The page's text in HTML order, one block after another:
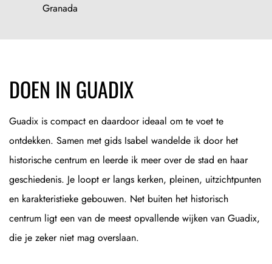
Granada
DOEN IN GUADIX
Guadix is compact en daardoor ideaal om te voet te
ontdekken. Samen met gids Isabel wandelde ik door het
historische centrum en leerde ik meer over de stad en haar
geschiedenis. Je loopt er langs kerken, pleinen, uitzichtpunten
en karakteristieke gebouwen. Net buiten het historisch
centrum ligt een van de meest opvallende wijken van Guadix,
die je zeker niet mag overslaan.